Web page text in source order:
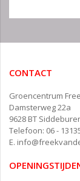
CONTACT
Groencentrum
Damsterweg 22a
9628 BT
Telefoon: 06 -
E.